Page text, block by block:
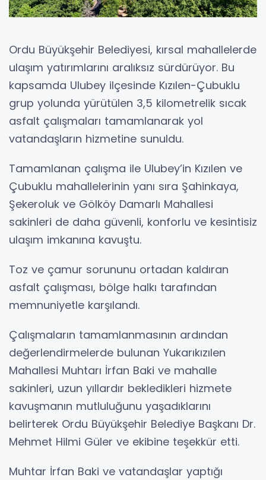
Ordu Büyükşehir Belediyesi, kırsal mahallelerde
ulaşım yatırımlarını aralıksız sürdürüyor. Bu
kapsamda Ulubey ilçesinde Kızılen-Çubuklu
grup yolunda yürütülen 3,5 kilometrelik sıcak
asfalt çalışmaları tamamlanarak yol
vatandaşların hizmetine sunuldu.
Tamamlanan çalışma ile Ulubey’in Kızılen ve
Çubuklu mahallelerinin yanı sıra Şahinkaya,
Şekeroluk ve Gölköy Damarlı Mahallesi
sakinleri de daha güvenli, konforlu ve kesintisiz
ulaşım imkanına kavuştu.
Toz ve çamur sorununu ortadan kaldıran
asfalt çalışması, bölge halkı tarafından
memnuniyetle karşılandı.
Çalışmaların tamamlanmasının ardından
değerlendirmelerde bulunan Yukarıkızılen
Mahallesi Muhtarı İrfan Baki ve mahalle
sakinleri, uzun yıllardır bekledikleri hizmete
kavuşmanın mutluluğunu yaşadıklarını
belirterek Ordu Büyükşehir Belediye Başkanı Dr.
Mehmet Hilmi Güler ve ekibine teşekkür etti.
Muhtar İrfan Baki ve vatandaşlar yaptığı